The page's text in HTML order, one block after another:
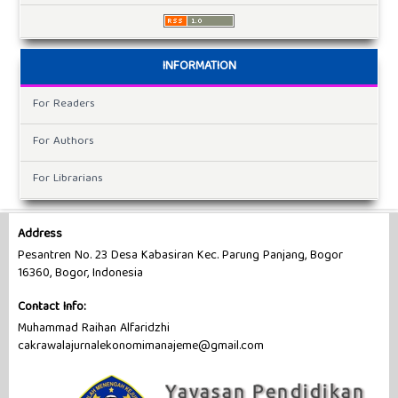
INFORMATION
For Readers
For Authors
For Librarians
Address
Pesantren No. 23 Desa Kabasiran Kec. Parung Panjang, Bogor
16360, Bogor, Indonesia
Contact Info:
Muhammad Raihan Alfaridzhi
cakrawalajurnalekonomimanajeme@gmail.com